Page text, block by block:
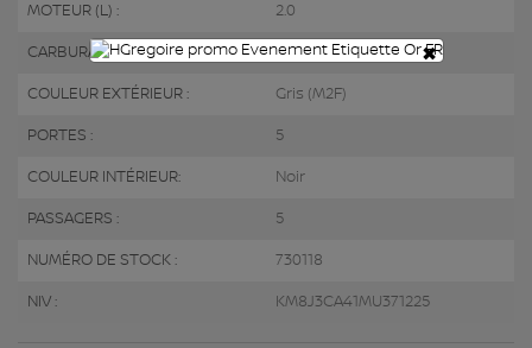
MOTEUR (L) : 2.0
CARBURANT : Essence
COULEUR EXTÉRIEUR : Gris (M2F)
PORTES : 5
COULEUR INTÉRIEUR: Noir
PASSAGERS : 5
NUMÉRO DE STOCK : 730118
NIV : KM8J3CA41MU371225
×